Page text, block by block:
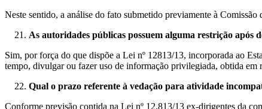
Neste sentido, a análise do fato submetido previamente à
As autoridades públicas possuem alguma restrição após
Sim, por força do que dispõe a Lei nº 12813/13, incorporada ao
tempo, divulgar ou fazer uso de informação privilegiada, obtida em
Qual o prazo referente à vedação para atividade
Conforme previsão contida na Lei nº 12.813/13 ex-dirigentes da